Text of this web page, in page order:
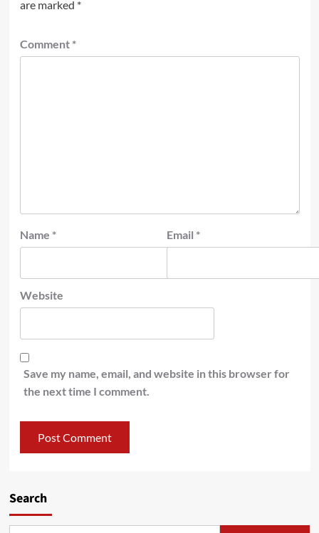
are marked *
Comment *
Name * Email *
Website
Save my name, email, and website in this browser for
the next time I comment.
Search